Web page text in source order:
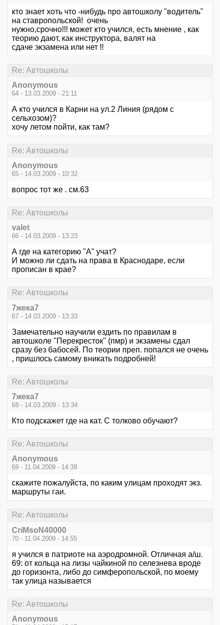
кто знает хоть что -нибудь про автошколу "водитель"
на ставропольской! очень
нужно,срочно!!! может кто учился, есть мнение , как
теорию дают, как инструктора, валят на
сдаче экзамена или нет !!
Re: Автошколы
Anonymous
64 - 13.03.2009 - 21:11
А кто учился в Карни на ул.2 Линия (рядом с
сельхозом)?
хочу летом пойти, как там?
Re: Автошколы
Anonymous
65 - 14.03.2009 - 10:32
вопрос тот же . см.63
Re: Автошколы
valet
66 - 14.03.2009 - 13:23
А где на категорию "А" учат?
И можно ли сдать на права в Краснодаре, если
прописан в крае?
Re: Автошколы
7жека7
67 - 14.03.2009 - 13:33
Замечательно научили ездить по правилам в
автошколе "Перекресток" (пмр) и экзамены сдал
сразу без бабосей. По теории преп. попался не очень
, пришлось самому вникать подробней!
Re: Автошколы
7жека7
68 - 14.03.2009 - 13:34
Кто подскажет где на кат. С толково обучают?
Re: Автошколы
Anonymous
69 - 11.04.2009 - 14:39
скажите пожалуйста, по каким улицам проходят экз.
маршруты гаи.
Re: Автошколы
CriMsoN40000
70 - 11.04.2009 - 14:55
я учился в патриоте на аэродромной. Отличная а/ш.
69: от кольца на лизы чайкиной по селезнева вроде
до горизонта, либо до симферопольской, по моему
так улица называется
Re: Автошколы
Anonymous